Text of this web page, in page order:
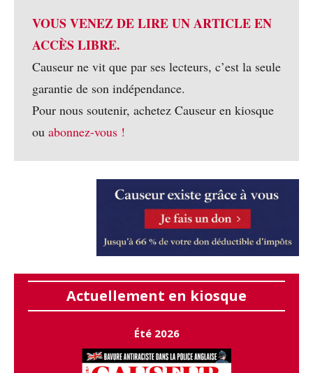
VOUS VENEZ DE LIRE UN ARTICLE EN
ACCÈS LIBRE.
Causeur ne vit que par ses lecteurs, c’est la seule
garantie de son indépendance.
Pour nous soutenir, achetez Causeur en kiosque
ou abonnez-vous !
Actuellement en kiosque
Été 2026